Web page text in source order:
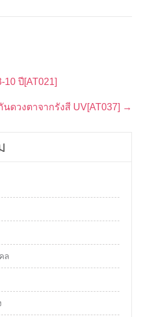
ปี[AT021]
ดวงตาจากรังสี UV[AT037] →
ล